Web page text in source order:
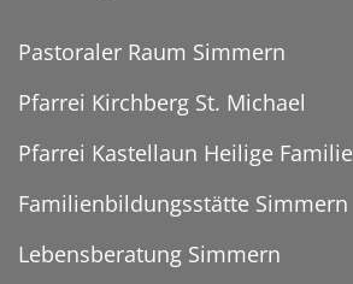
Pastoraler Raum Simmern
Pfarrei Kirchberg St. Michael
Pfarrei Kastellaun Heilige Familie
Familienbildungsstätte Simmern
Lebensberatung Simmern